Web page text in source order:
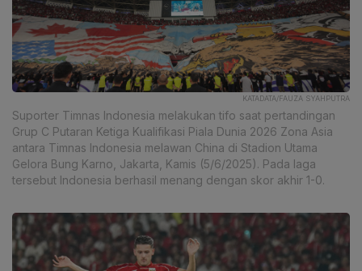
KATADATA/FAUZA SYAHPUTRA
Suporter Timnas Indonesia melakukan tifo saat pertandingan
Grup C Putaran Ketiga Kualifikasi Piala Dunia 2026 Zona Asia
antara Timnas Indonesia melawan China di Stadion Utama
Gelora Bung Karno, Jakarta, Kamis (5/6/2025). Pada laga
tersebut Indonesia berhasil menang dengan skor akhir 1-0.